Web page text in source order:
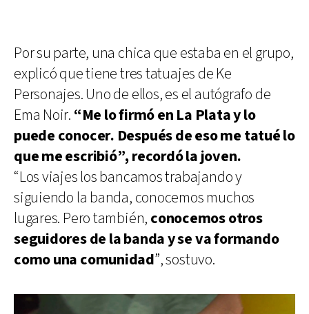
Por su parte, una chica que estaba en el grupo,
explicó que tiene tres tatuajes de Ke
Personajes. Uno de ellos, es el autógrafo de
Ema Noir. “Me lo firmó en La Plata y lo
puede conocer. Después de eso me tatué lo
que me escribió”, recordó la joven.
“Los viajes los bancamos trabajando y
siguiendo la banda, conocemos muchos
lugares. Pero también, conocemos otros
seguidores de la banda y se va formando
como una comunidad”, sostuvo.